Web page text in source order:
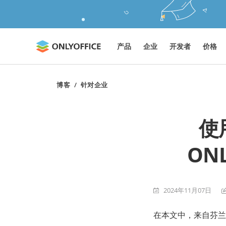
产品 企业 开发者 价格
博客 / 针对企业
使
2024年11月07日
在本文中，来自芬